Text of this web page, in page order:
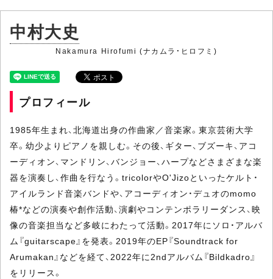
中村大史
Nakamura Hirofumi (ナカムラ・ヒロフミ)
プロフィール
1985年生まれ、北海道出身の作曲家／音楽家。東京芸術大学
卒。幼少よりピアノを親しむ。その後、ギター、ブズーキ、アコ
ーディオン、マンドリン、バンジョー、ハープなどさまざまな楽
器を演奏し、作曲を行なう。tricolorやO'Jizoといったケルト・
アイルランド音楽バンドや、アコーディオン・デュオのmomo
椿*などの演奏や創作活動、演劇やコンテンポラリーダンス、映
像の音楽担当など多岐にわたって活動。2017年にソロ・アルバ
ム『guitarscape』を発表。2019年のEP『Soundtrack for
Arumakan』などを経て、2022年に2ndアルバム『Bildkadro』
をリリース。